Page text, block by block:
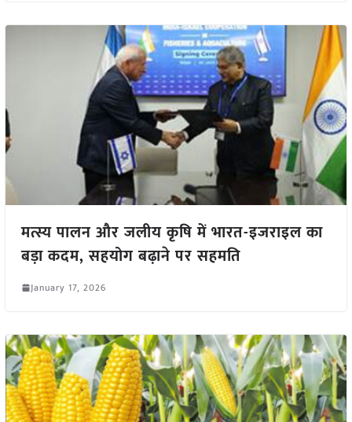
मत्स्य पालन और जलीय कृषि में भारत-इजराइल का
बड़ा कदम, सहयोग बढ़ाने पर सहमति
January 17, 2026